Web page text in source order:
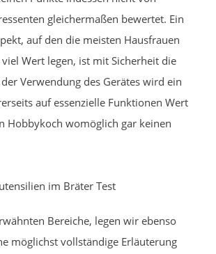
gleichermaßen bewertet. Ein
auf den die meisten Hausfrauen
Wert legen, ist mit Sicherheit die
Verwendung des Gerätes wird ein
auf essenzielle Funktionen Wert
Hobbykoch womöglich gar keinen
im Bräter Test
Bereiche, legen wir ebenso
möglichst vollständige Erläuterung